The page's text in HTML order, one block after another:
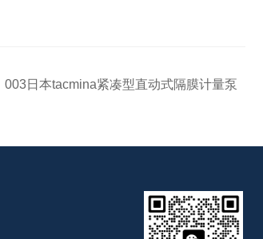
003日本tacmina紧凑型直动式隔膜计量泵